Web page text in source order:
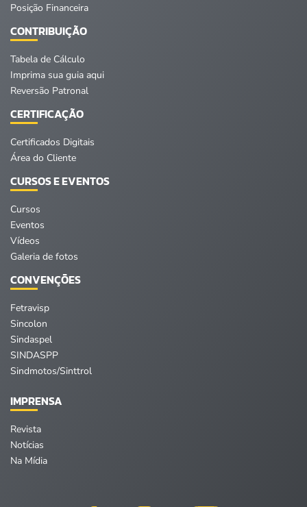
Posição Financeira
CONTRIBUIÇÃO
Tabela de Cálculo
Imprima sua guia aqui
Reversão Patronal
CERTIFICAÇÃO
Certificados Digitais
Área do Cliente
CURSOS E EVENTOS
Cursos
Eventos
Vídeos
Galeria de fotos
CONVENÇÕES
Fetravisp
Sincolon
Sindaspel
SINDASPP
Sindmotos/Sinttrol
IMPRENSA
Revista
Notícias
Na Mídia